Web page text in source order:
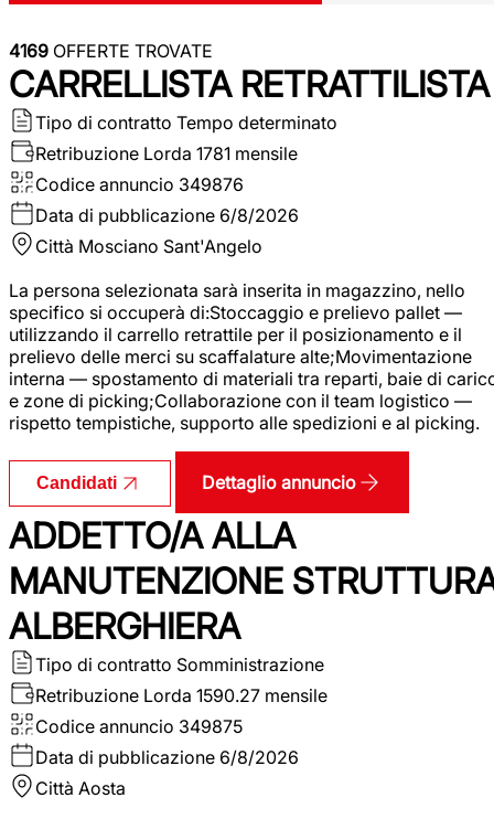
4169 OFFERTE TROVATE
CARRELLISTA RETRATTILISTA
Tipo di contratto Tempo determinato
Retribuzione Lorda 1781 mensile
Codice annuncio 349876
Data di pubblicazione 6/8/2026
Città Mosciano Sant'Angelo
La persona selezionata sarà inserita in magazzino, nello
specifico si occuperà di:Stoccaggio e prelievo pallet —
utilizzando il carrello retrattile per il posizionamento e il
prelievo delle merci su scaffalature alte;Movimentazione
interna — spostamento di materiali tra reparti, baie di
e zone di picking;Collaborazione con il team logistico —
rispetto tempistiche, supporto alle spedizioni e al picking.
Candidati Dettaglio annuncio
ADDETTO/A ALLA
MANUTENZIONE
ALBERGHIERA
Tipo di contratto Somministrazione
Retribuzione Lorda 1590.27 mensile
Codice annuncio 349875
Data di pubblicazione 6/8/2026
Città Aosta